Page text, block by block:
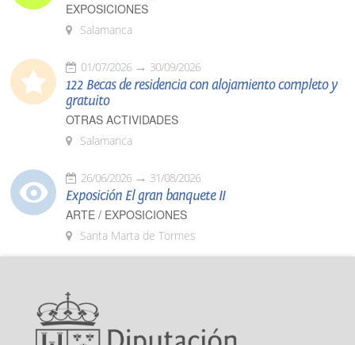
EXPOSICIONES
Salamanca
01/07/2026 30/09/2026
122 Becas de residencia con alojamiento completo y
gratuito
OTRAS ACTIVIDADES
Salamanca
26/06/2026 31/08/2026
Exposición El gran banquete II
ARTE / EXPOSICIONES
Santa Marta de Tormes